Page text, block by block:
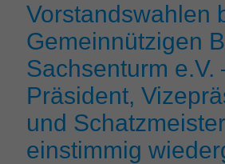
Vorstandswahlen
Gemeinnützigen
Sachsenturm e.V.
Präsident,
und Schatzmeister
einstimmig